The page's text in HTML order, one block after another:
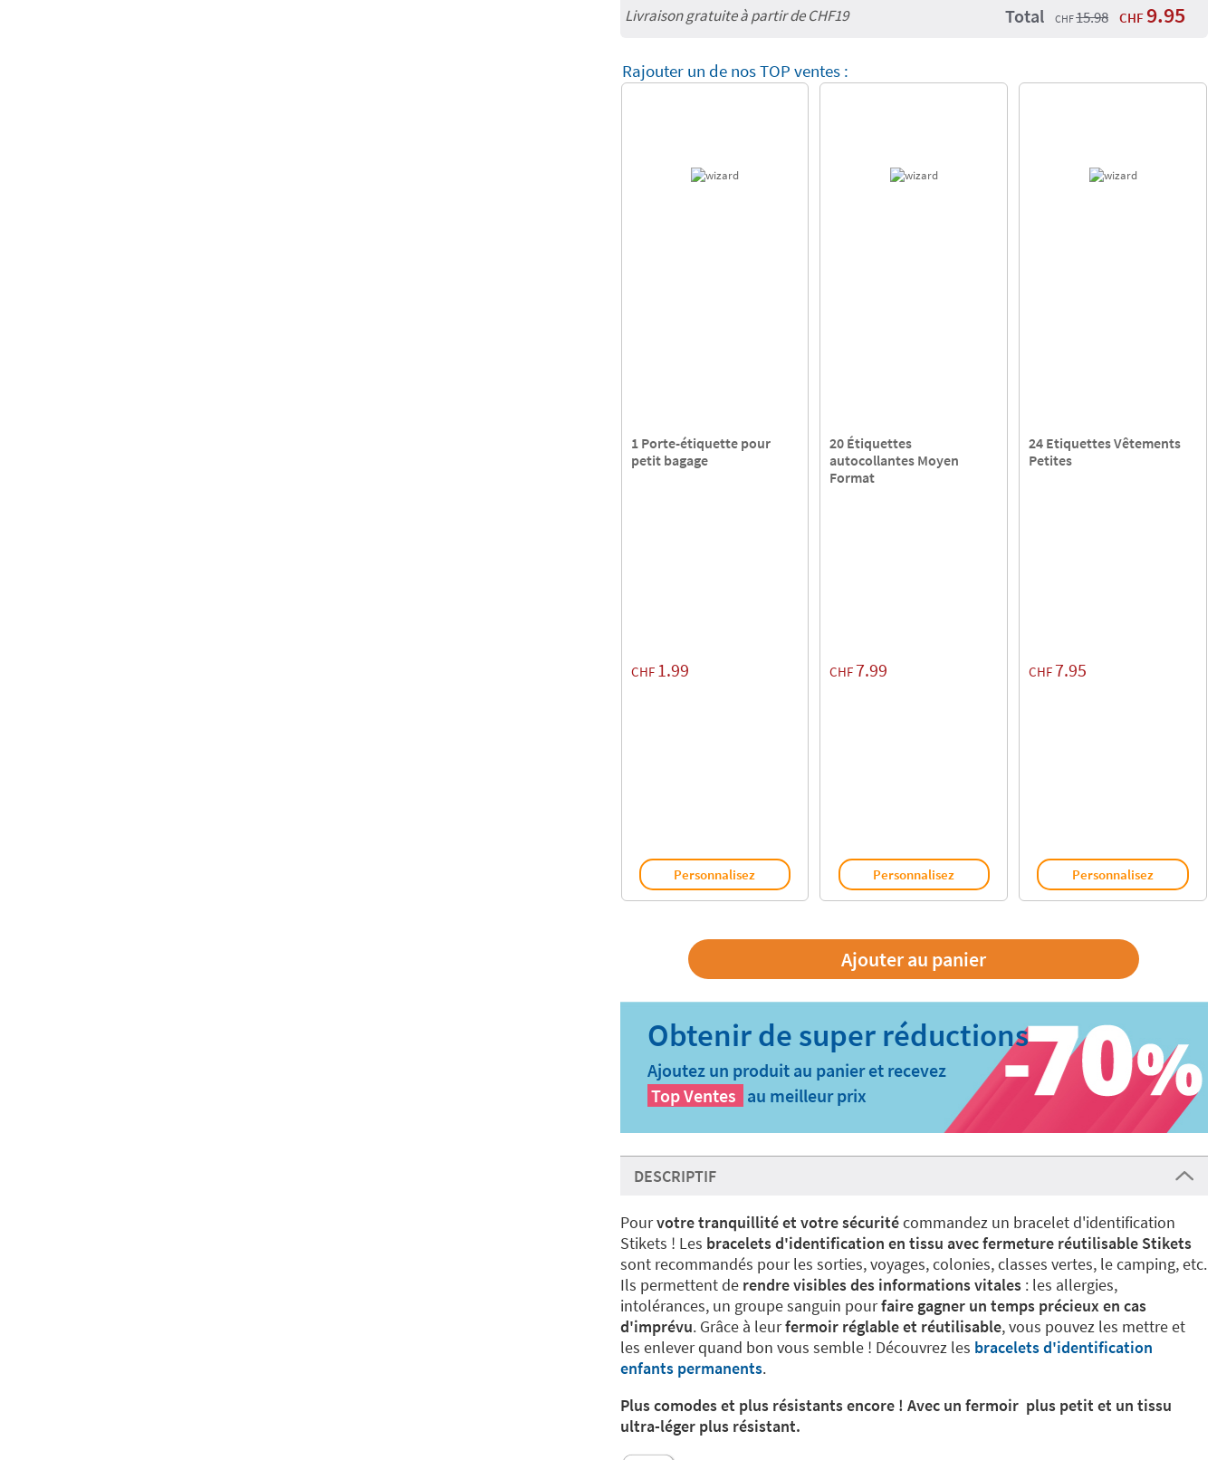
Livraison gratuite à partir deCHF19 Total CHF15.98 CHF 9.95
Rajouter un de nos TOP ventes :
1 Porte-étiquette pour
petit bagage
CHF 1.99
Personnalisez
20 Étiquettes
autocollantes Moyen
Format
CHF7.99
Personnalisez
24 Etiquettes Vêtements
Petites
CHF7.95
Personnalisez
Ajoutez un produit au panier et recevez
Top Ventes au meilleur prix
DESCRIPTIF
Pourvotre tranquillité et votre sécuritécommandez un bracelet d'identification
Stikets ! Les bracelets d'identification en tissu avec fermeture réutilisable Stikets
sont recommandés pour les sorties, voyages, colonies, classes vertes, le camping, etc.
Ils permettent de rendre visibles des informations vitales : les allergies,
intolérances, un groupe sanguin pourfaire gagner un temps précieux en cas
d'imprévu. Grâce à leurfermoir réglable et réutilisable, vous pouvez les mettre et
les enlever quand bon vous semble ! Découvrez les bracelets d'identification
enfants permanents.
Plus comodes et plus résistants encore ! Avec un fermoir plus petit et un tissu
ultra-léger plus résistant.